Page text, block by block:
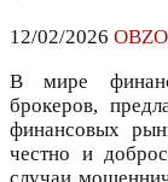
12/02/2026
В мире
брокеров,
финансовых
честно и